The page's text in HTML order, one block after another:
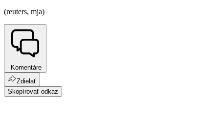
(reuters, mja)
Komentáre
Zdielať
Skopírovať odkaz